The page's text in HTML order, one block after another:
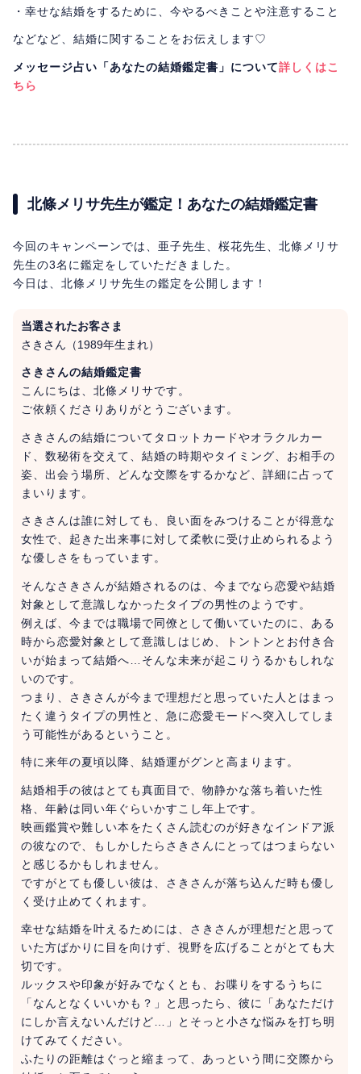
・幸せな結婚をするために、今やるべきことや注意すること
などなど、結婚に関することをお伝えします♡
メッセージ占い「あなたの結婚鑑定書」について詳しくはこ
ちら
北條メリサ先生が鑑定！あなたの結婚鑑定書
今回のキャンペーンでは、亜子先生、桜花先生、北條メリサ
先生の3名に鑑定をしていただきました。
今日は、北條メリサ先生の鑑定を公開します！
当選されたお客さま
さきさん（1989年生まれ）
さきさんの結婚鑑定書
こんにちは、北條メリサです。
ご依頼くださりありがとうございます。
さきさんの結婚についてタロットカードやオラクルカー
ド、数秘術を交えて、結婚の時期やタイミング、お相手の
姿、出会う場所、どんな交際をするかなど、詳細に占って
まいります。
さきさんは誰に対しても、良い面をみつけることが得意な
女性で、起きた出来事に対して柔軟に受け止められるよう
な優しさをもっています。
そんなさきさんが結婚されるのは、今までなら恋愛や結婚
対象として意識しなかったタイプの男性のようです。
例えば、今までは職場で同僚として働いていたのに、ある
時から恋愛対象として意識しはじめ、トントンとお付き合
いが始まって結婚へ…そんな未来が起こりうるかもしれな
いのです。
つまり、さきさんが今まで理想だと思っていた人とはまっ
たく違うタイプの男性と、急に恋愛モードへ突入してしま
う可能性があるということ。
特に来年の夏頃以降、結婚運がグンと高まります。
結婚相手の彼はとても真面目で、物静かな落ち着いた性
格、年齢は同い年ぐらいかすこし年上です。
映画鑑賞や難しい本をたくさん読むのが好きなインドア派
の彼なので、もしかしたらさきさんにとってはつまらない
と感じるかもしれません。
ですがとても優しい彼は、さきさんが落ち込んだ時も優し
く受け止めてくれます。
幸せな結婚を叶えるためには、さきさんが理想だと思って
いた方ばかりに目を向けず、視野を広げることがとても大
切です。
ルックスや印象が好みでなくとも、お喋りをするうちに
「なんとなくいいかも？」と思ったら、彼に「あなただけ
にしか言えないんだけど…」とそっと小さな悩みを打ち明
けてみてください。
ふたりの距離はぐっと縮まって、あっという間に交際から